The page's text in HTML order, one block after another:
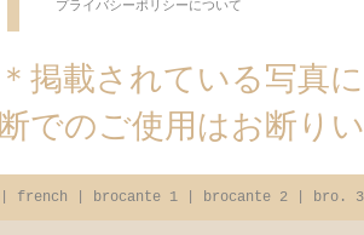
プライバシーポリシーについて
＊掲載されている写真
断でのご使用はお断り
french brocante 1 brocante 2 bro. 3